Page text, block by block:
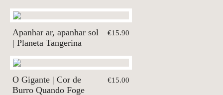
Apanhar ar, apanhar sol
| Planeta Tangerina
€15.90
O Gigante | Cor de
Burro Quando Foge
€15.00